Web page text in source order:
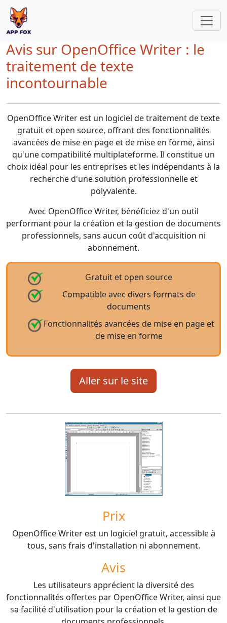
Avis sur OpenOffice Writer : le
traitement de texte
incontournable
OpenOffice Writer est un logiciel de traitement de texte
gratuit et open source, offrant des fonctionnalités
avancées de mise en page et de mise en forme, ainsi
qu'une compatibilité multiplateforme. Il constitue un
choix idéal pour les entreprises et les indépendants à la
recherche d'une solution professionnelle et
polyvalente.
Avec OpenOffice Writer, bénéficiez d'un outil
performant pour la création et la gestion de documents
professionnels, sans aucun coût d'acquisition ni
abonnement.
Gratuit et open source
Compatible avec divers formats de
documents
Fonctionnalités avancées de mise en page et
de mise en forme
Aller sur le site
Prix
OpenOffice Writer est un logiciel gratuit, accessible à
tous, sans frais d'installation ni abonnement.
Avis
Les utilisateurs apprécient la diversité des
fonctionnalités offertes par OpenOffice Writer, ainsi que
sa facilité d'utilisation pour la création et la gestion de